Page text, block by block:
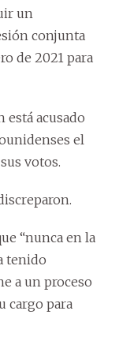
un
conjunta
de 2021 para
está acusado
el
votos.
“nunca en la
tenido
a un proceso
cargo para